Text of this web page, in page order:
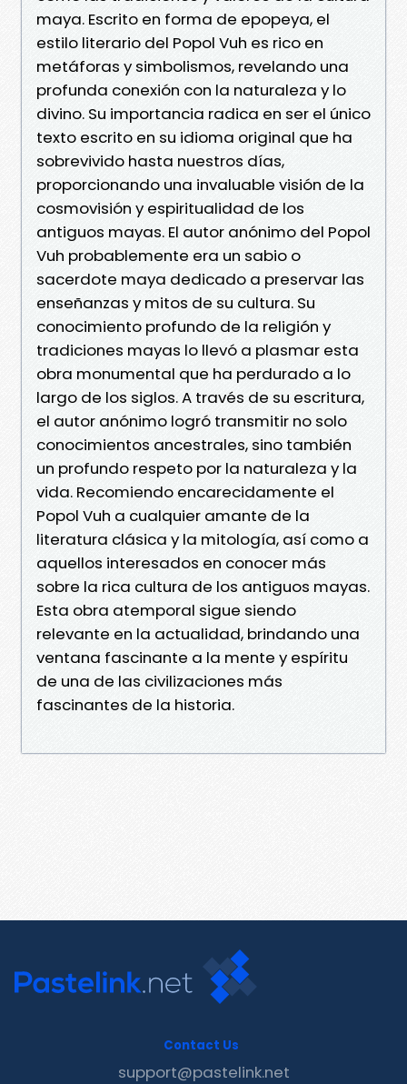
maya. Escrito en forma de epopeya, el
estilo literario del Popol Vuh es rico en
metáforas y simbolismos, revelando una
profunda conexión con la naturaleza y lo
divino. Su importancia radica en ser el único
texto escrito en su idioma original que ha
sobrevivido hasta nuestros días,
proporcionando una invaluable visión de la
cosmovisión y espiritualidad de los
antiguos mayas. El autor anónimo del Popol
Vuh probablemente era un sabio o
sacerdote maya dedicado a preservar las
enseñanzas y mitos de su cultura. Su
conocimiento profundo de la religión y
tradiciones mayas lo llevó a plasmar esta
obra monumental que ha perdurado a lo
largo de los siglos. A través de su escritura,
el autor anónimo logró transmitir no solo
conocimientos ancestrales, sino también
un profundo respeto por la naturaleza y la
vida. Recomiendo encarecidamente el
Popol Vuh a cualquier amante de la
literatura clásica y la mitología, así como a
aquellos interesados en conocer más
sobre la rica cultura de los antiguos mayas.
Esta obra atemporal sigue siendo
relevante en la actualidad, brindando una
ventana fascinante a la mente y espíritu
de una de las civilizaciones más
fascinantes de la historia.
Contact Us
support@pastelink.net